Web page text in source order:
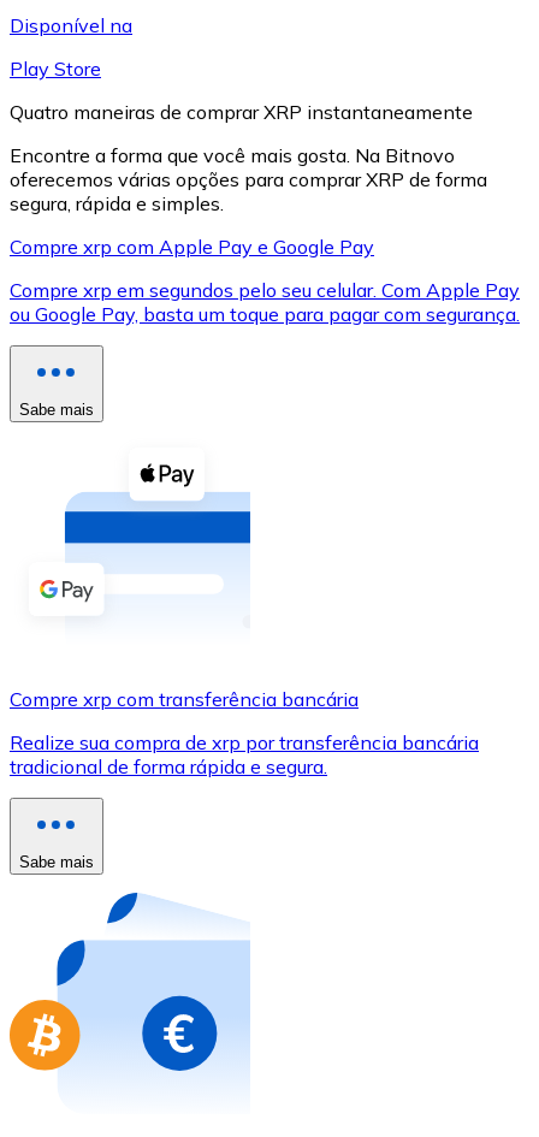
XRP
XRP
Cupons cripto
Comprar com dinheiro
Comprar com transferência bancária
Cartão de crédito / débito
Comprar com cartão
Loja - Cartões-presente
Compre cartões-presente das suas marcas favoritas
Ir para a loja de cartões-presente
Disponível na
Play Store
Quatro maneiras de comprar XRP instantaneamente
Encontre a forma que você mais gosta. Na Bitnovo
oferecemos várias opções para comprar XRP de forma
segura, rápida e simples.
Compre xrp com Apple Pay e Google Pay
Compre xrp em segundos pelo seu celular. Com Apple Pay
ou Google Pay, basta um toque para pagar com segurança.
Sabe mais
Compre xrp com transferência bancária
Realize sua compra de xrp por transferência bancária
tradicional de forma rápida e segura.
Sabe mais